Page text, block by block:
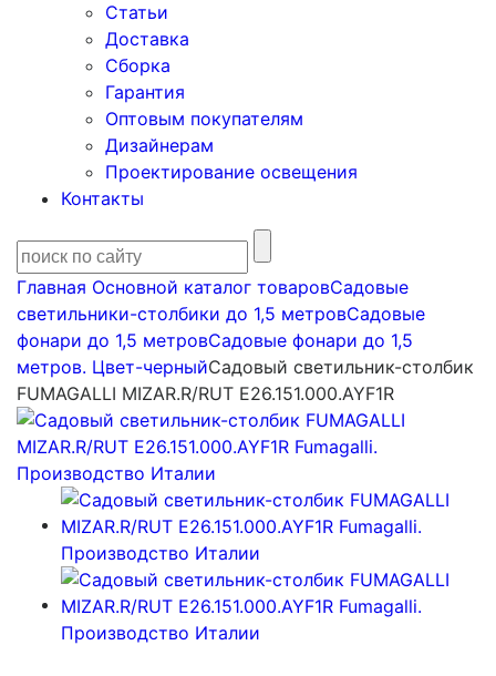
Статьи
Доставка
Сборка
Гарантия
Оптовым покупателям
Дизайнерам
Проектирование освещения
Контакты
Главная Основной каталог товаровСадовые
светильники-столбики до 1,5 метровСадовые
фонари до 1,5 метровСадовые фонари до 1,5
метров. Цвет-черныйСадовый светильник-столбик
FUMAGALLI MIZAR.R/RUT E26.151.000.AYF1R